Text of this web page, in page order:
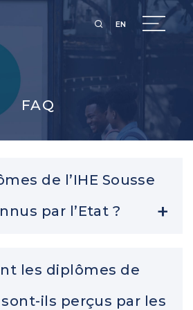
EN
FAQ
de l’IHE Sousse
par l’Etat ?
à ceux de n’importe
public.
les diplômes de
sont-ils perçus par les